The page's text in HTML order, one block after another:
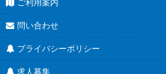
ご利用案内
問い合わせ
プライバシーポリシー
求人募集